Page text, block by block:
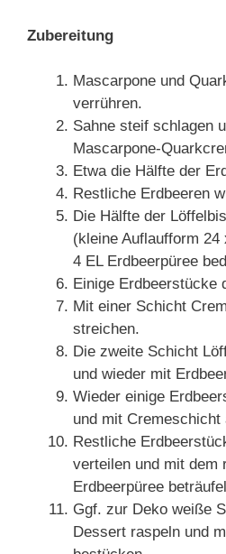
Zubereitung
Mascarpone und
verrühren.
Sahne steif schlagen
Mascarpone-
Etwa die Hälfte der
Restliche Erdbeeren
Die Hälfte der
(kleine Auflaufform
4 EL Erdbeerpüree
Einige Erdbeerstücke
Mit einer Schicht
streichen.
Die zweite Schicht
und wieder mit
Wieder einige
und mit Cremeschicht
Restliche
verteilen und mit dem
Erdbeerpüree
Ggf. zur Deko weiße
Dessert raspeln und